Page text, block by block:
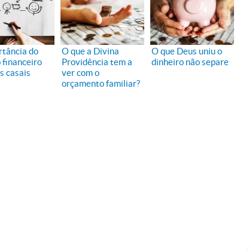
do
financeiro
casais
O que a Divina
Providência tem a
ver com o
orçamento familiar?
O que Deus uniu o
dinheiro não separe